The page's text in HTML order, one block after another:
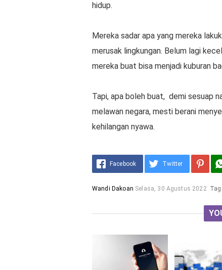
hidup.
Mereka sadar apa yang mereka
merusak lingkungan. Belum lagi
mereka buat bisa menjadi kuburan
Tapi, apa boleh buat, demi sesuap
melawan negara, mesti berani
kehilangan nyawa.
Facebook Twitter
Wandi Dakoan Selasa, 30 Agustus 2022